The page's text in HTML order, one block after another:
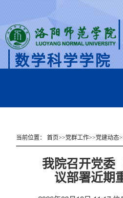
数学科学学院
当前位置：首页>>党群工作>>党建动态
我院召开党委
议部署近期